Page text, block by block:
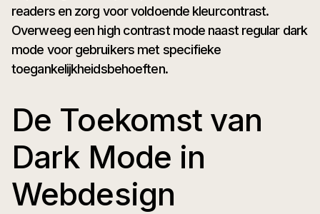
readers en zorg voor voldoende kleurcontrast.
Overweeg een high contrast mode naast regular dark
mode voor gebruikers met specifieke
toegankelijkheidsbehoeften.
De Toekomst van
Dark Mode in
Webdesign